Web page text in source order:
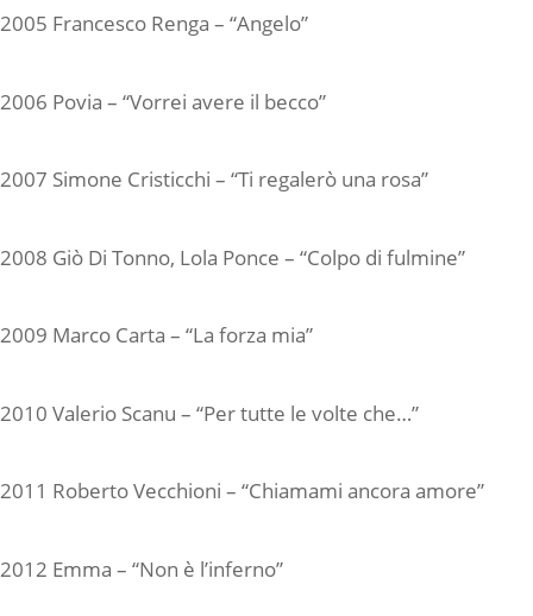
2005 Francesco Renga – “Angelo”
2006 Povia – “Vorrei avere il becco”
2007 Simone Cristicchi – “Ti regalerò una rosa”
2008 Giò Di Tonno, Lola Ponce – “Colpo di fulmine”
2009 Marco Carta – “La forza mia”
2010 Valerio Scanu – “Per tutte le volte che…”
2011 Roberto Vecchioni – “Chiamami ancora amore”
2012 Emma – “Non è l’inferno”